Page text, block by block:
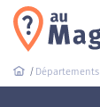
Départements